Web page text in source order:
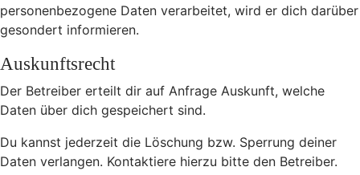
personenbezogene Daten verarbeitet, wird er dich darüber
gesondert informieren.
Auskunftsrecht
Der Betreiber erteilt dir auf Anfrage Auskunft, welche
Daten über dich gespeichert sind.
Du kannst jederzeit die Löschung bzw. Sperrung deiner
Daten verlangen. Kontaktiere hierzu bitte den Betreiber.